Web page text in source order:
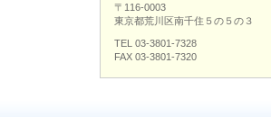
〒116-0003
東京都荒川区南千住５の５の３
TEL 03-3801-7328
FAX 03-3801-7320